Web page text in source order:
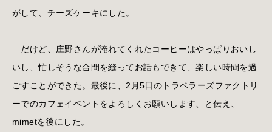
がして、チーズケーキにした。
だけど、庄野さんが淹れてくれたコーヒーはやっぱりおいし
いし、忙しそうな合間を縫ってお話もできて、楽しい時間を過
ごすことができた。最後に、2月5日のトラベラーズファクトリ
ーでのカフェイベントをよろしくお願いします、と伝え、
mimetを後にした。